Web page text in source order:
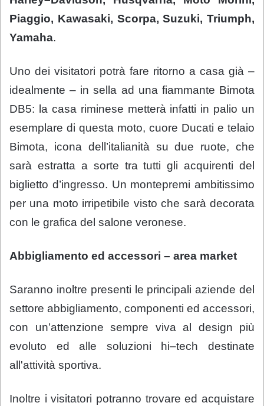
Piaggio, Kawasaki, Scorpa, Suzuki, Triumph,
Yamaha.
Uno dei visitatori potrà fare ritorno a casa già –
idealmente – in sella ad una fiammante Bimota
DB5: la casa riminese metterà infatti in palio un
esemplare di questa moto, cuore Ducati e telaio
Bimota, icona dell’italianità su due ruote, che
sarà estratta a sorte tra tutti gli acquirenti del
biglietto d’ingresso. Un montepremi ambitissimo
per una moto irripetibile visto che sarà decorata
con le grafica del salone veronese.
Abbigliamento ed accessori – area market
Saranno inoltre presenti le principali aziende del
settore abbigliamento, componenti ed accessori,
con un’attenzione sempre viva al design più
evoluto ed alle soluzioni hi–tech destinate
all'attività sportiva.
Inoltre i visitatori potranno trovare ed acquistare